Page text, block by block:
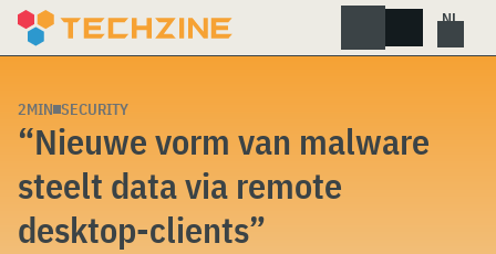
Skip
2MIN SECURITY
“Nieuwe vorm van malware
steelt data via remote
desktop-clients”